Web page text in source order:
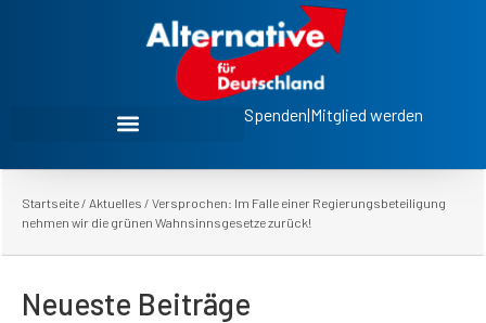
Spenden|Mitglied werden
Startseite / Aktuelles / Versprochen: Im Falle einer Regierungsbeteiligung
nehmen wir die grünen Wahnsinnsgesetze zurück!
Neueste Beiträge